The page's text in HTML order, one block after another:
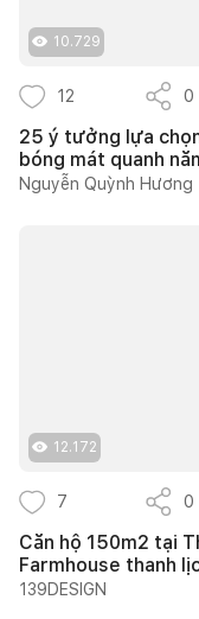
10.729
12 0
25 ý tưởng lựa
bóng mát quanh
Nguyễn Quỳnh Hương
12.172
7 0
Căn hộ 150m2 tại
Farmhouse thanh
139DESIGN